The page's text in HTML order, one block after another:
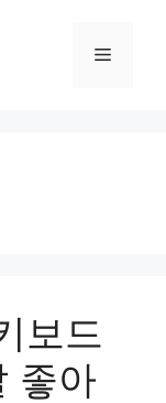
메
보드
좋아